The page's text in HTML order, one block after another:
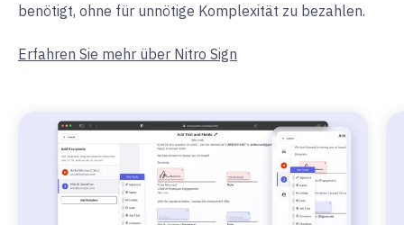
benötigt, ohne für unnötige Komplexität zu bezahlen.
Erfahren Sie mehr über Nitro Sign